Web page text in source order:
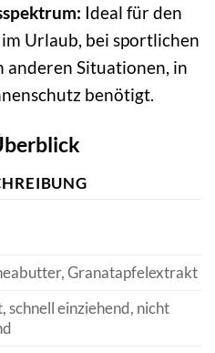
Ideal für den
Urlaub, bei sportlichen
Situationen, in
benötigt.
Granatapfelextrakt
schnell einziehend, nicht